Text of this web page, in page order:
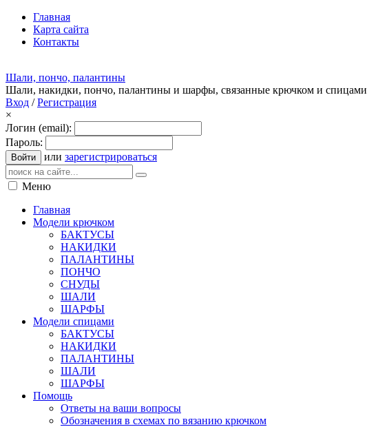
Главная
Карта сайта
Контакты
Шали, пончо, палантины
Шали, накидки, пончо, палантины и шарфы, связанные крючком и спицами
Вход /Регистрация
×
Логин (email):
Пароль:
Войти или зарегистрироваться
Меню
Главная
Модели крючком
БАКТУСЫ
НАКИДКИ
ПАЛАНТИНЫ
ПОНЧО
СНУДЫ
ШАЛИ
ШАРФЫ
Модели спицами
БАКТУСЫ
НАКИДКИ
ПАЛАНТИНЫ
ШАЛИ
ШАРФЫ
Помощь
Ответы на ваши вопросы
Обозначения в схемах по вязанию крючком